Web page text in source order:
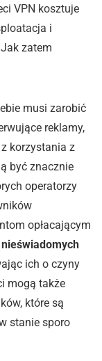
VPN kosztuje
i
zatem
musi zarobić
reklamy,
korzystania z
być znacznie
operatorzy
opłacającym
ich o czyny
mogą także
które są
stanie sporo